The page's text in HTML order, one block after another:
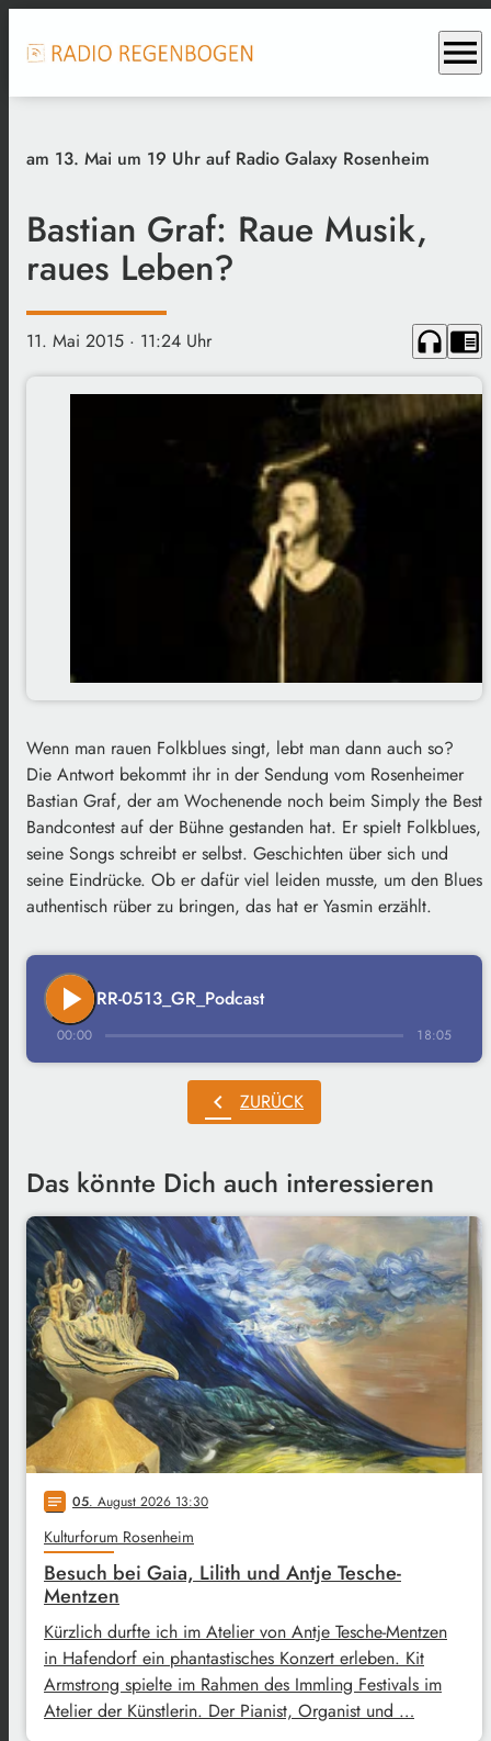
menu
am 13. Mai um 19 Uhr auf Radio Galaxy Rosenheim
Bastian Graf: Raue Musik,
raues Leben?
11. Mai 2015 · 11:24 Uhr headphones chrome_reader_mode
Wenn man rauen Folkblues singt, lebt man dann auch so?
Die Antwort bekommt ihr in der Sendung vom Rosenheimer
Bastian Graf, der am Wochenende noch beim Simply the Best
Bandcontest auf der Bühne gestanden hat. Er spielt Folkblues,
seine Songs schreibt er selbst. Geschichten über sich und
seine Eindrücke. Ob er dafür viel leiden musste, um den Blues
authentisch rüber zu bringen, das hat er Yasmin erzählt.
play_arrow RR-0513_GR_Podcast
00:00 18:05
chevron_left ZURÜCK
Das könnte Dich auch interessieren
notes 05. August 2026 13:30
Kulturforum Rosenheim
Besuch bei Gaia, Lilith und Antje Tesche-
Mentzen
Kürzlich durfte ich im Atelier von Antje Tesche-Mentzen
in Hafendorf ein phantastisches Konzert erleben. Kit
Armstrong spielte im Rahmen des Immling Festivals im
Atelier der Künstlerin. Der Pianist, Organist und …